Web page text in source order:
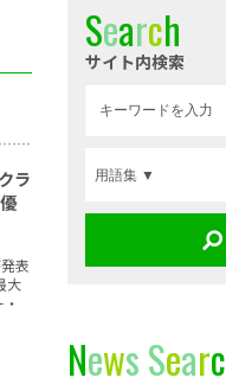
ラ
表
大
Search
サイト内検索
NewsSearc